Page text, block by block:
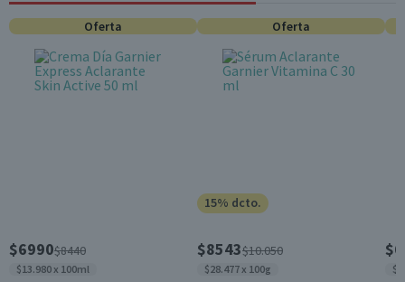
Oferta
$6990$8440
$13.980 x 100ml
Oferta
15% dcto.
$8543$10.050
$28.477 x 100g